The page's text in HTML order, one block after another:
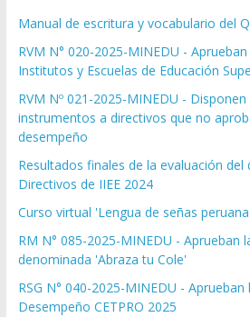
Manual de escritura y vocabulario del
RVM N° 020-2025-MINEDU -
Institutos y Escuelas de Educación
RVM Nº 021-2025-MINEDU -
instrumentos a directivos que no
desempeño
Resultados finales de la evaluación del
Directivos de IIEE 2024
Curso virtual 'Lengua de señas
RM N° 085-2025-MINEDU - Aprueban
denominada 'Abraza tu Cole'
RSG N° 040-2025-MINEDU -
Desempeño CETPRO 2025